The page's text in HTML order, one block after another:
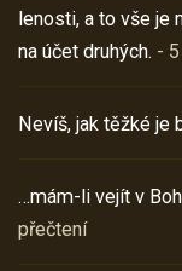
lenosti, a to vše je
na účet druhých. -
Nevíš, jak těžké je
…mám-li vejít v
přečtení